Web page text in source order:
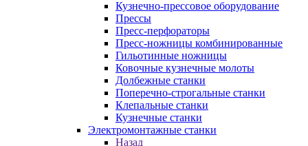
Кузнечно-прессовое оборудование
Прессы
Пресс-перфораторы
Пресс-ножницы комбинированные
Гильотинные ножницы
Ковочные кузнечные молоты
Долбежные станки
Поперечно-строгальные станки
Клепальные станки
Кузнечные станки
Электромонтажные станки
Назад